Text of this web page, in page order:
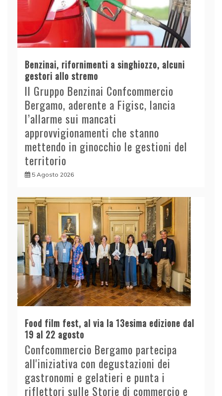
Benzinai, rifornimenti a singhiozzo, alcuni
gestori allo stremo
Il Gruppo Benzinai Confcommercio
Bergamo, aderente a Figisc, lancia
l’allarme sui mancati
approvvigionamenti che stanno
mettendo in ginocchio le gestioni del
territorio
5 Agosto 2026
Food film fest, al via la 13esima edizione dal
19 al 22 agosto
Confcommercio Bergamo partecipa
all'iniziativa con degustazioni dei
gastronomi e gelatieri e punta i
riflettori sulle Storie di commercio e